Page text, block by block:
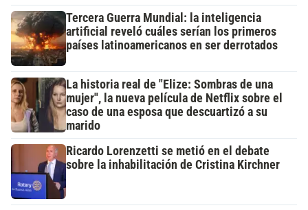
Tercera Guerra Mundial: la inteligencia
artificial reveló cuáles serían los primeros
países latinoamericanos en ser derrotados
La historia real de "Elize: Sombras de una
mujer", la nueva película de Netflix sobre el
caso de una esposa que descuartizó a su
marido
Ricardo Lorenzetti se metió en el debate
sobre la inhabilitación de Cristina Kirchner